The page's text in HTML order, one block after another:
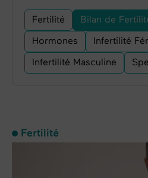
Fertilité Bilan de
Hormones Infertilité
Infertilité Masculine
Fertilité